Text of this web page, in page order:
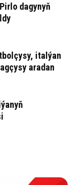
dagynyň
italýan
aradan